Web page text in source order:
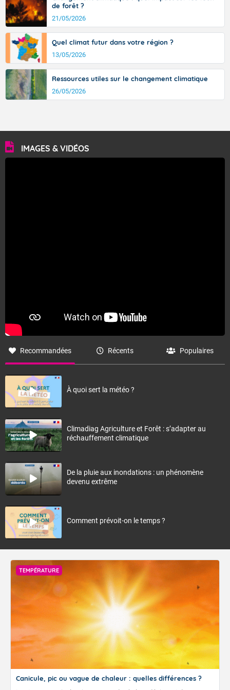
de forêt ?
21/05/2026
Quel climat futur dans votre région ?
13/05/2026
Ressources utiles sur le changement climatique
26/05/2026
IMAGES & VIDÉOS
Recommandées Récents Populaires
À quoi sert la météo ?
Climadiag Agriculture et Forêt : s’adapter au
réchauffement climatique
De la pluie aux inondations : un phénomène
devenu extrême
Comment prévoit-on le temps ?
TEMPÉRATURE
Canicule, pic ou vague de chaleur : quelles différences ?